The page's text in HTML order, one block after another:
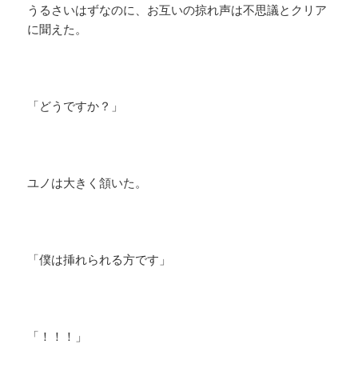
うるさいはずなのに、お互いの掠れ声は不思議とクリア
に聞えた。
「どうですか？」
ユノは大きく頷いた。
「僕は挿れられる方です」
「！！！」